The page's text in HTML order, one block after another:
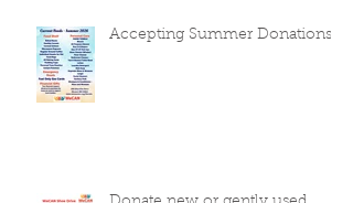
Accepting Summer Donations